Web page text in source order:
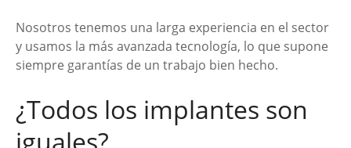
Nosotros tenemos una larga experiencia en el sector
y usamos la más avanzada tecnología, lo que supone
siempre garantías de un trabajo bien hecho.
¿Todos los implantes son